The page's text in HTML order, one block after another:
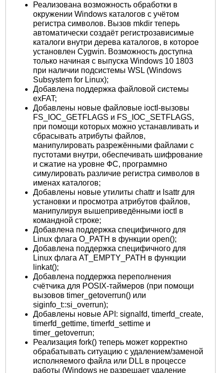
Реализована возможность обработки в
окружении Windows каталогов с учётом
регистра символов. Вызов mkdir теперь
автоматически создаёт регистрозависимые
каталоги внутри дерева каталогов, в которое
установлен Cygwin. Возможность доступна
только начиная с выпуска Windows 10 1803
при наличии подсистемы WSL (Windows
Subsystem for Linux);
Добавлена поддержка файловой системы
exFAT;
Добавлены новые файловые ioctl-вызовы
FS_IOC_GETFLAGS и FS_IOC_SETFLAGS,
при помощи которых можно устанавливать и
сбрасывать атрибуты файлов,
манипулировать разрежёнными файлами с
пустотами внутри, обеспечивать шифрование
и сжатие на уровне ФС, программно
симулировать различие регистра символов в
именах каталогов;
Добавлены новые утилиты chattr и lsattr для
установки и просмотра атрибутов файлов,
манипулируя вышеприведёнными ioctl в
командной строке;
Добавлена поддержка специфичного для
Linux флага O_PATH в функции open();
Добавлена поддержка специфичного для
Linux флага AT_EMPTY_PATH в функции
linkat();
Добавлена поддержка переполнения
счётчика для POSIX-таймеров (при помощи
вызовов timer_getoverrun() или
siginfo_t::si_overrun);
Добавлены новые API: signalfd, timerfd_create,
timerfd_gettime, timerfd_settime и
timer_getoverrun;
Реализация fork() теперь может корректно
обрабатывать ситуацию с удалением/заменой
исполняемого файла или DLL в процессе
работы (Windows не разрешает удаление